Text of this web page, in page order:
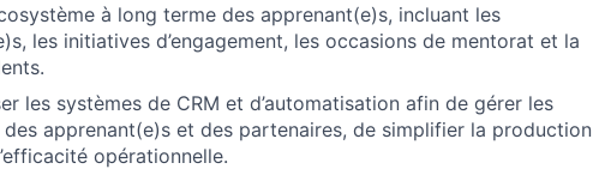
à long terme des apprenant(e)s, incluant les
les initiatives d’engagement, les occasions de mentorat et la
les systèmes de CRM et d’automatisation afin de gérer les
apprenant(e)s et des partenaires, de simplifier la production
opérationnelle.